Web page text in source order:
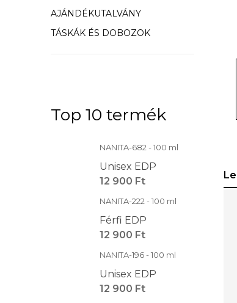
AJÁNDÉKUTALVÁNY
TÁSKÁK ÉS DOBOZOK
Top 10 termék
NANITA-682 - 100 ml
Unisex EDP
12 900 Ft
NANITA-222 - 100 ml
Férfi EDP
12 900 Ft
NANITA-196 - 100 ml
Unisex EDP
12 900 Ft